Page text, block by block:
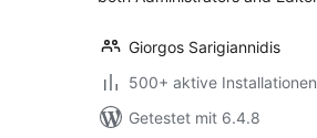
Giorgos Sarigiannidis
500+ aktive Installationen
Getestet mit 6.4.8